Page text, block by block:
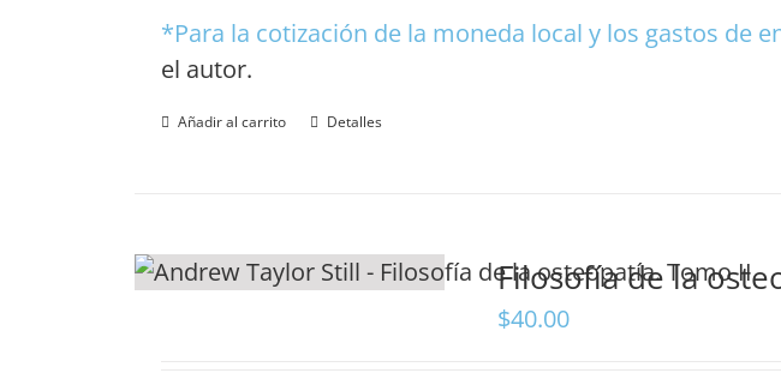
*Para la cotización de la moneda local y los gastos de
el autor.
Añadir al carrito Detalles
Filosofía de la
$40.00